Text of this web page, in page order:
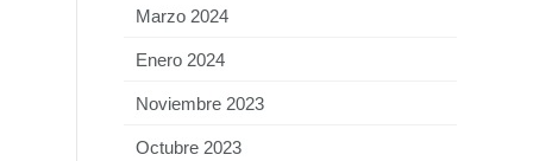
Marzo 2024
Enero 2024
Noviembre 2023
Octubre 2023